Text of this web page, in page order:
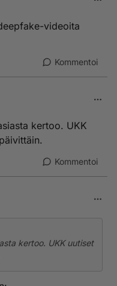
videoita
Kommentoi
kertoo. UKK
Kommentoi
kertoo. UKK uutiset